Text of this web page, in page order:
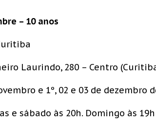
– 10 anos
Laurindo, 280 – Centro
e 1º, 02 e 03 de dezembro
e sábado às 20h. Domingo às 19h